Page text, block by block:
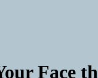
Face